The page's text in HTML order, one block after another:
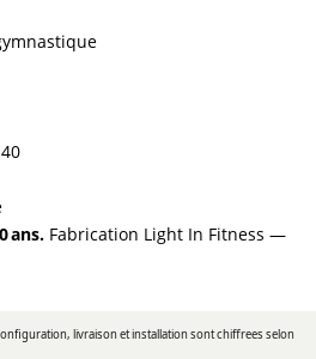
ans.Fabrication Light In Fitness —
livraison et installation sont chiffrees selon